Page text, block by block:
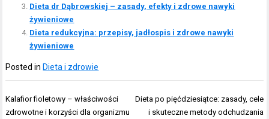
Dieta dr Dąbrowskiej – zasady, efekty i zdrowe nawyki
żywieniowe
Dieta redukcyjna: przepisy, jadłospis i zdrowe nawyki
żywieniowe
Posted in Dieta i zdrowie
Nawigacja
wpisu
Kalafior fioletowy – właściwości
zdrowotne i korzyści dla organizmu
Dieta po pięćdziesiątce: zasady, cele
i skuteczne metody odchudzania